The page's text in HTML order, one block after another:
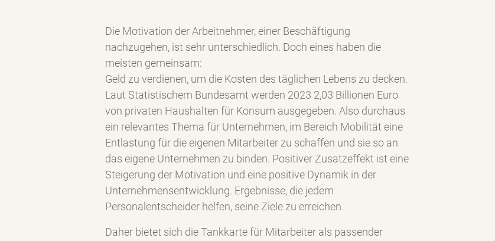
Die Motivation der Arbeitnehmer, einer Beschäftigung
nachzugehen, ist sehr unterschiedlich. Doch eines haben die
meisten gemeinsam:
Geld zu verdienen, um die Kosten des täglichen Lebens zu decken.
Laut Statistischem Bundesamt werden 2023 2,03 Billionen Euro
von privaten Haushalten für Konsum ausgegeben. Also durchaus
ein relevantes Thema für Unternehmen, im Bereich Mobilität eine
Entlastung für die eigenen Mitarbeiter zu schaffen und sie so an
das eigene Unternehmen zu binden. Positiver Zusatzeffekt ist eine
Steigerung der Motivation und eine positive Dynamik in der
Unternehmensentwicklung. Ergebnisse, die jedem
Personalentscheider helfen, seine Ziele zu erreichen.
Daher bietet sich die Tankkarte für Mitarbeiter als passender